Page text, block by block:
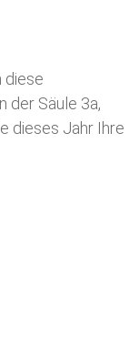
diese
der Säule 3a,
dieses Jahr Ihre